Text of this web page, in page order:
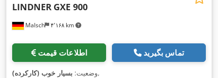
Malsch ۴٬۱۶۸ km
LINDNER GXE 900
اطلاعات قیمت تماس بگیرید
وضعیت: بسیار خوب (کارکرده) ,